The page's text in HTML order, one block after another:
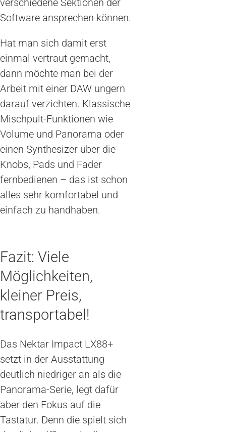
verschiedene Sektionen der
Software ansprechen können.
Hat man sich damit erst
einmal vertraut gemacht,
dann möchte man bei der
Arbeit mit einer DAW ungern
darauf verzichten. Klassische
Mischpult-Funktionen wie
Volume und Panorama oder
einen Synthesizer über die
Knobs, Pads und Fader
fernbedienen – das ist schon
alles sehr komfortabel und
einfach zu handhaben.
Fazit: Viele
Möglichkeiten,
kleiner Preis,
transportabel!
Das Nektar Impact LX88+
setzt in der Ausstattung
deutlich niedriger an als die
Panorama-Serie, legt dafür
aber den Fokus auf die
Tastatur. Denn die spielt sich